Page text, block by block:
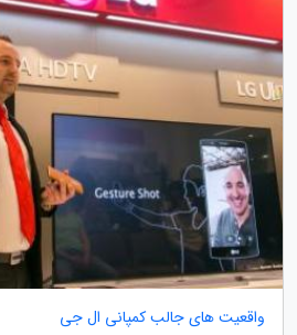
واقعیت های جالب کمپانی ال جی